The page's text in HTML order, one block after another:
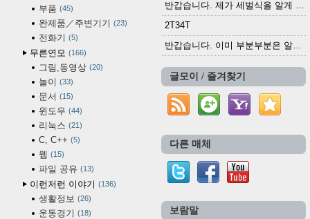
부품 45
완제품／주변기기 23
전화기 5
무른연모 166
그림,동영상 20
놀이 33
문서 15
윈도우 44
리눅스 21
C, C++ 5
웹 15
파일 공유 13
이런저런 이야기 136
생활정보 26
운동경기 18
2T34T
반갑습니다. 이미 부분부분은 알려진 정보들이...
글모이 / 즐겨찾기
다른 매체
보람말